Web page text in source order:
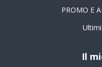
PROMO E
Il